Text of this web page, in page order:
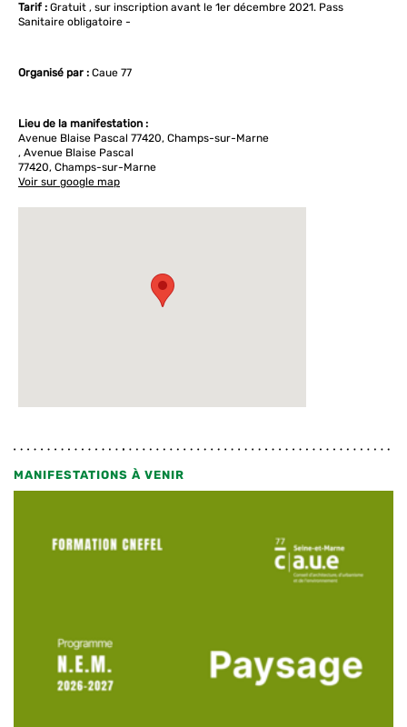
Tarif : Gratuit , sur inscription avant le 1er décembre 2021. Pass
Sanitaire obligatoire -
Organisé par : Caue 77
Lieu de la manifestation :
Avenue Blaise Pascal 77420, Champs-sur-Marne
, Avenue Blaise Pascal
77420, Champs-sur-Marne
Voir sur google map
MANIFESTATIONS À VENIR